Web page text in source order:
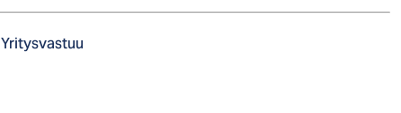
Yritysvastuu